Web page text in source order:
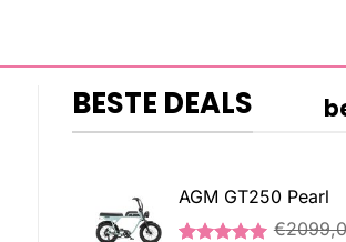
BESTE DEALS
AGM GT250 Pearl
€